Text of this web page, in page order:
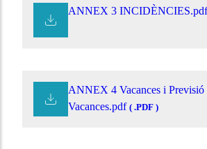
ANNEX 3
ANNEX 4 Vacances i Previsió
Vacances.pdf ( .PDF )